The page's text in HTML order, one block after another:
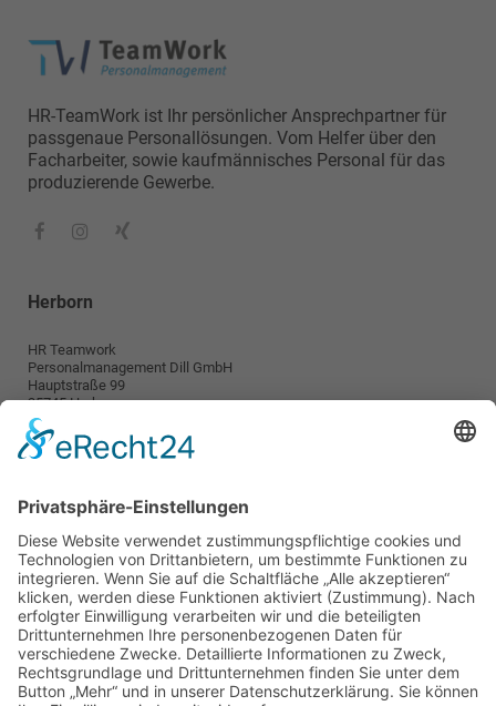
HR-TeamWork ist Ihr persönlicher Ansprechpartner für
passgenaue Personallösungen. Vom Helfer über den
Facharbeiter, sowie kaufmännisches Personal für das
produzierende Gewerbe.
Herborn
HR Teamwork
Personalmanagement Dill GmbH
Hauptstraße 99
35745 Herborn
info@teamwork-personal.de
Wetzlar
HR TeamWork
Personalmanagement Dill GmbH
Karl-Kellner-Ring 38-46
35576 Wetzlar
wetzlar@teamwork-personal.de